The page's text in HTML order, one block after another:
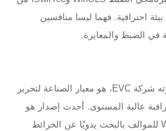
احترافية. فهما ليسا منافسين
في الضبط والمعايرة.
يمكن القول إن WinOLS، الذي طورته شركة EVC، هو معيار الصناعة لتحرير
عالية المستوى. أحدث إصدار هو
. يسمح برنامج WinOLS 5 للموالف بالبحث يدويًا عن الخرائط